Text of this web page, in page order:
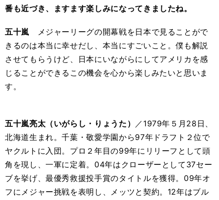
番も近づき、ますます楽しみになってきましたね。
五十嵐 メジャーリーグの開幕戦を日本で見ることがで
きるのは本当に幸せだし、本当にすごいこと。僕も解説
させてもらうけど、日本にいながらにしてアメリカを感
じることができるこの機会を心から楽しみたいと思いま
す。
五十嵐亮太（いがらし・りょうた） ／1979年５月28日、
北海道生まれ。千葉・敬愛学園から97年ドラフト２位で
ヤクルトに入団。プロ２年目の99年にリリーフとして頭
角を現し、一軍に定着。04年はクローザーとして37セー
ブを挙げ、最優秀救援投手賞のタイトルを獲得。09年オ
フにメジャー挑戦を表明し、メッツと契約。12年はブル